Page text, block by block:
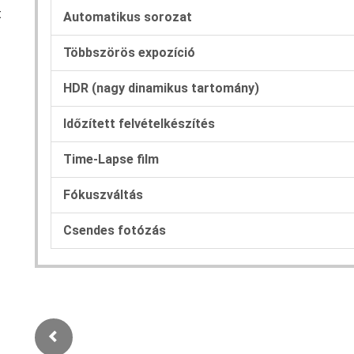
Automatikus sorozat
Többszörös expozíció
HDR (nagy dinamikus tartomány)
Időzített felvételkészítés
Time-Lapse film
Fókuszváltás
Csendes fotózás